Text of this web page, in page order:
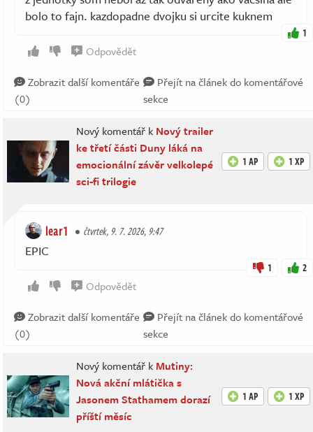
bolo to fajn. kazdopadne dvojku si urcite kuknem
1
Odpovědět
Zobrazit další komentáře
(0)
Přejít na článek do komentářové
sekce
Nový komentář k Nový trailer
ke třetí části Duny láká na
emocionální závěr velkolepé
sci-fi trilogie
1 AP 1 XP
lear1 čtvrtek, 9. 7. 2026, 9:47
EPIC
1 2
Odpovědět
Zobrazit další komentáře
(0)
Přejít na článek do komentářové
sekce
Nový komentář k Mutiny:
Nová akční mlátička s
Jasonem Stathamem dorazí
příští měsíc
1 AP 1 XP